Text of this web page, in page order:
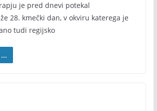
je pred dnevi potekal
28. kmečki dan, v okviru katerega je
tudi regijsko